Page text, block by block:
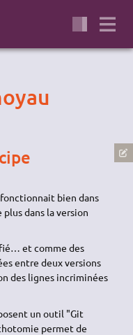
bien dans
dans la version
et comme des
entre deux versions
des lignes incriminées
un outil "Git
permet de